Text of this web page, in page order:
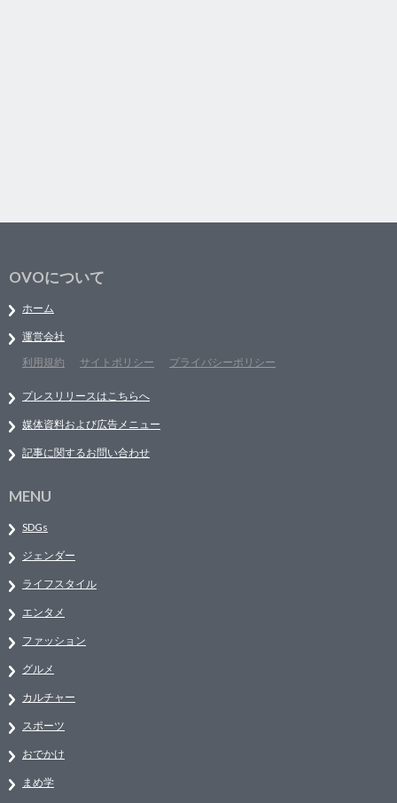
OVOについて
ホーム
運営会社
利用規約
サイトポリシー プライバシーポリシー
プレスリリースはこちらへ
媒体資料および広告メニュー
記事に関するお問い合わせ
MENU
SDGs
ジェンダー
ライフスタイル
エンタメ
ファッション
グルメ
カルチャー
スポーツ
おでかけ
まめ学